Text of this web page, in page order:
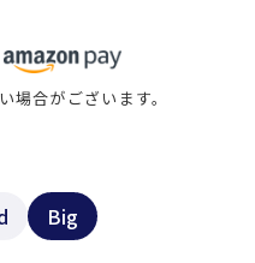
合がございます。
Big